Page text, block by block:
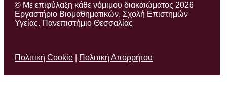
© Με επιφύλαξη κάθε νόμιμου διακαιώματος 2026
Εργαστήριο Βιομαθηματικών. Σχολή Επιστημών
Υγείας. Πανεπιστήμιο Θεσσαλίας
Πολιτική Cookie Πολιτική Απορρήτου